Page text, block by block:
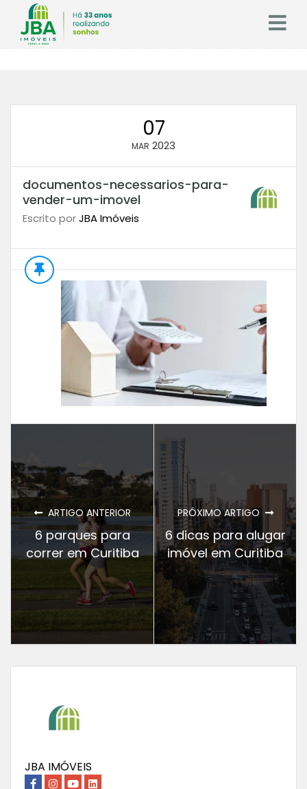
07
MAR 2023
documentos-necessarios-para-
vender-um-imovel
Escrito porJBA Imóveis
ARTIGO ANTERIOR
6 parques para
correr em Curitiba
PRÓXIMO ARTIGO
6 dicas para alugar
imóvel em Curitiba
JBA IMÓVEIS